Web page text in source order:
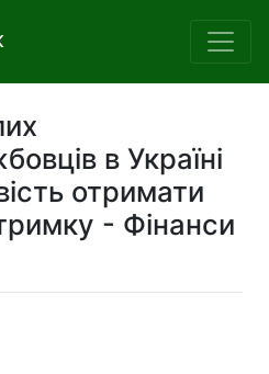
в Україні
отримати
- Фінанси